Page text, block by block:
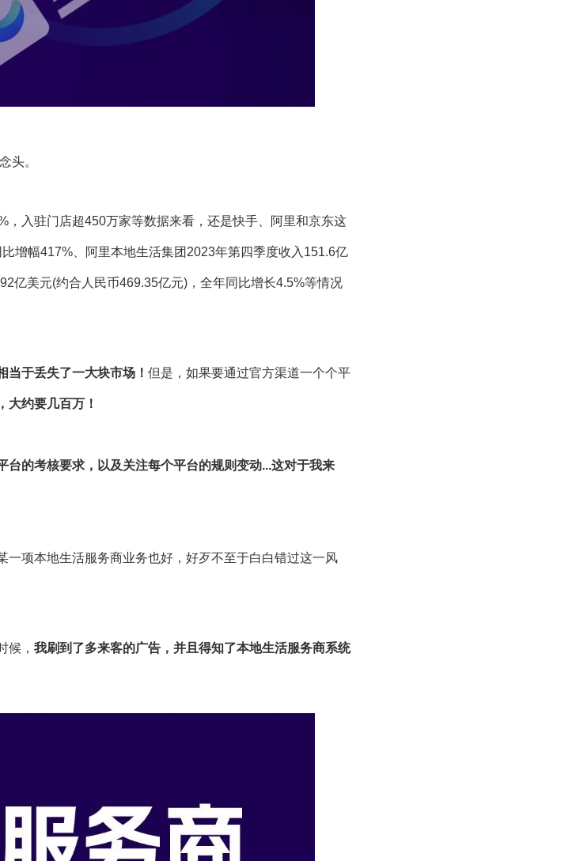
头。
入驻门店超450万家等数据来看，还是快手、阿里和京东这
增幅417%、阿里本地生活集团2023年第四季度收入151.6亿
亿美元(约合人民币469.35亿元)，全年同比增长4.5%等情况
当于丢失了一大块市场！ 但是，如果要通过官方渠道一个个平
大约要几百万！
的考核要求，以及关注每个平台的规则变动...这对于我来
项本地生活服务商业务也好，好歹不至于白白错过这一风
候， 我刷到了多来客的广告，并且得知了本地生活服务商系统